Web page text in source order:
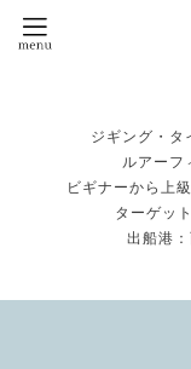
ジギング・タ
ルアーフ
ビギナーから上
ターゲッ
出船港